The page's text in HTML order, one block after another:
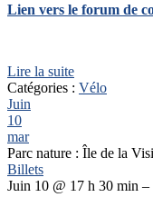
Lien vers le forum de
Lire la suite
Catégories : Vélo
Juin
10
mar
Parc nature : Île de la
Billets
Juin 10 @ 17 h 30 min –